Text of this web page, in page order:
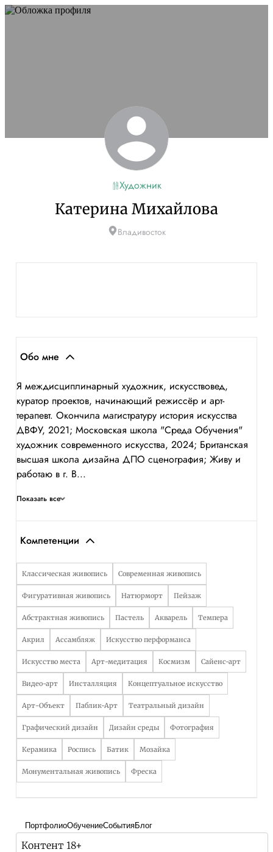
Художник
Катерина Михайлова
Владивосток
Обо мне
Я междисциплинарный художник, искусствовед,
куратор проектов, начинающий режиссёр и арт-
терапевт. Окончила магистратуру история искусства
ДВФУ, 2021; Московская школа "Среда Обучения"
художник современного искусства, 2024; Британская
высшая школа дизайна ДПО сценография; Живу и
работаю в г. В...
Показать все
Компетенции
Классическая живопись Современная живопись
Фигуративная живопись Натюрморт Пейзаж
Абстрактная живопись Пастель Акварель Темпера
Акрил Ассамбляж Искусство перформанса
Искусство места Арт-медитация Космизм Сайенс-арт
Видео-арт Инсталляция Концептуальное искусство
Арт-Объект Паблик-Арт Театральный дизайн
Графический дизайн Дизайн среды Фотография
Керамика Роспись Батик Мозайка
Монументальная живопись Фреска
ПортфолиоОбучениеСобытияБлог
Контент 18+